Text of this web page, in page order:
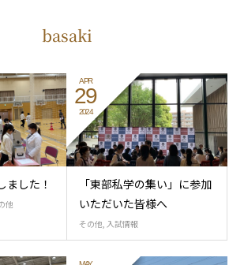
basaki
ました！
他
APR
29
2024
「東部私学の集い」に参加
いただいた皆様へ
その他 入試情報